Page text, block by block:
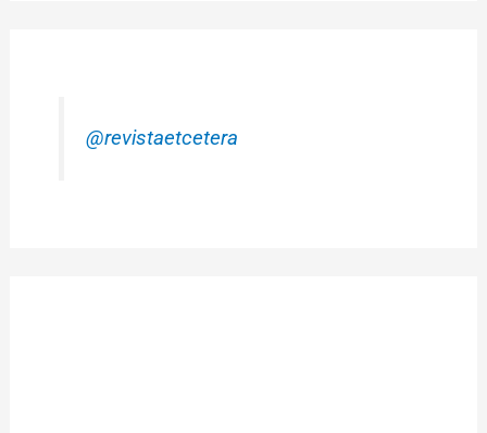
@revistaetcetera